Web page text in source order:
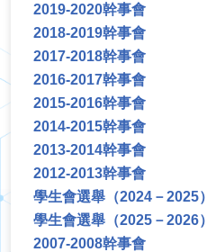
2019-2020幹事會
2018-2019幹事會
2017-2018幹事會
2016-2017幹事會
2015-2016幹事會
2014-2015幹事會
2013-2014幹事會
2012-2013幹事會
學生會選舉（2024－2025）
學生會選舉（2025－2026）
2007-2008幹事會